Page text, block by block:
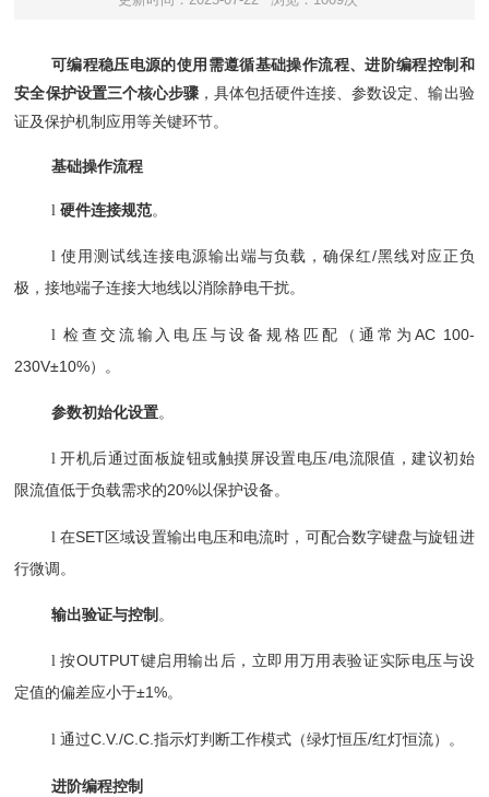
可编程稳压电源的使用需遵循基础操作流程、进阶编程控制和
安全保护设置三个核心步骤‌，具体包括硬件连接、参数设定、输出验
证及保护机制应用等关键环节。
基础操作流程
l 硬件连接规范‌。
l 使用测试线连接电源输出端与负载，确保红/黑线对应正负
极，接地端子连接大地线以消除静电干扰。
l 检查交流输入电压与设备规格匹配（通常为 AC 100-
230V±10%）。
参数初始化设置‌。
l开机后通过面板旋钮或触摸屏设置电压/电流限值，建议初始
限流值低于负载需求的20%以保护设备。
l 在SET区域设置输出电压和电流时，可配合数字键盘与旋钮进
行微调。
输出验证与控制 ‌。
l按OUTPUT键启用输出后，立即用万用表验证实际电压与设
定值的偏差应小于±1%。
l 通过C.V./C.C.指示灯判断工作模式（绿灯恒压/红灯恒流）。
进阶编程控制